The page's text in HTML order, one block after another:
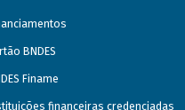
BNDES
Finame
financeiras credenciadas